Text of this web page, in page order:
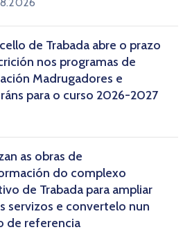
de Trabada abre o prazo
nos programas de
Madrugadores e
para o curso 2026-2027
as obras de
do complexo
de Trabada para ampliar
servizos e convertelo nun
de referencia